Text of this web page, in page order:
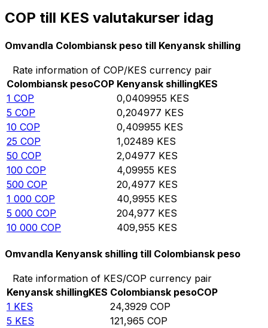
COP till KES valutakurser idag
Omvandla Colombiansk peso till Kenyansk shilling
Rate information of COP/KES currency pair
Colombiansk pesoCOP Kenyansk shillingKES
1 COP 0,0409955 KES
5 COP 0,204977 KES
10 COP 0,409955 KES
25 COP 1,02489 KES
50 COP 2,04977 KES
100 COP 4,09955 KES
500 COP 20,4977 KES
1 000 COP 40,9955 KES
5 000 COP 204,977 KES
10 000 COP 409,955 KES
Omvandla Kenyansk shilling till Colombiansk peso
Rate information of KES/COP currency pair
Kenyansk shillingKES Colombiansk pesoCOP
1 KES 24,3929 COP
5 KES 121,965 COP